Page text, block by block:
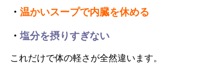
・ 温かいスープで内臓を休める
・塩分を摂りすぎない
これだけで体の軽さが全然違います。